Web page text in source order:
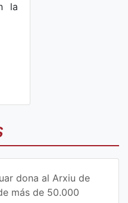
la
dona al Arxiu de
más de 50.000